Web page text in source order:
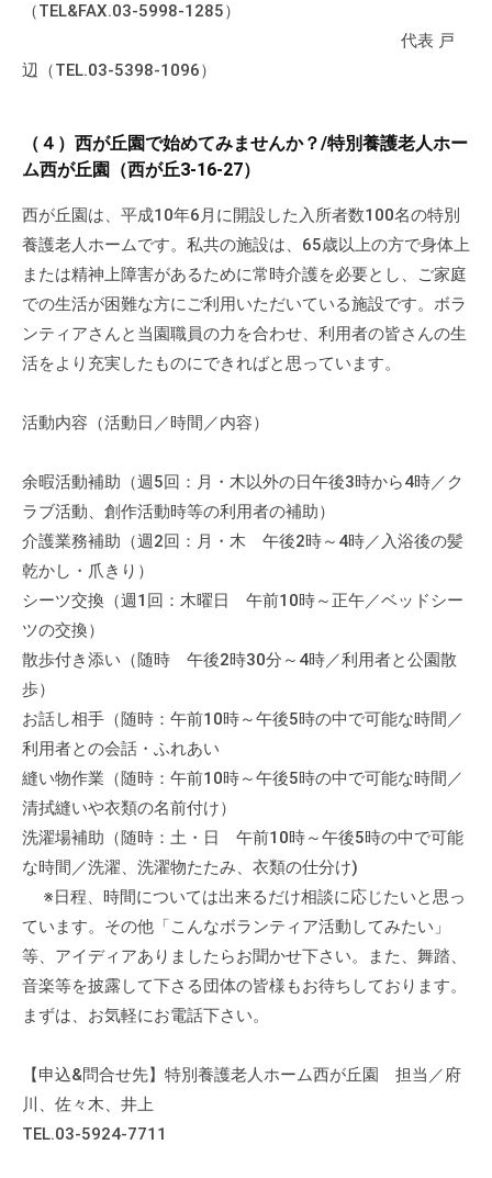
あ
1
で
す
（TEL&FAX.03-5998-1285）
代表 戸
辺（TEL.03-5398-1096）
（４）西が丘園で始めてみませんか？/特別養護老人ホー
ム西が丘園（西が丘3-16-27）
西が丘園は、平成10年6月に開設した入所者数100名の特別
養護老人ホームです。私共の施設は、65歳以上の方で身体上
または精神上障害があるために常時介護を必要とし、ご家庭
での生活が困難な方にご利用いただいている施設です。ボラ
ンティアさんと当園職員の力を合わせ、利用者の皆さんの生
活をより充実したものにできればと思っています。
活動内容（活動日／時間／内容）
余暇活動補助（週5回：月・木以外の日午後3時から4時／ク
ラブ活動、創作活動時等の利用者の補助）
介護業務補助（週2回：月・木 午後2時～4時／入浴後の髪
乾かし・爪きり）
シーツ交換（週1回：木曜日 午前10時～正午／ベッドシー
ツの交換）
散歩付き添い（随時 午後2時30分～4時／利用者と公園散
歩）
お話し相手（随時：午前10時～午後5時の中で可能な時間／
利用者との会話・ふれあい
縫い物作業（随時：午前10時～午後5時の中で可能な時間／
清拭縫いや衣類の名前付け）
洗濯場補助（随時：土・日 午前10時～午後5時の中で可能
な時間／洗濯、洗濯物たたみ、衣類の仕分け)
※日程、時間については出来るだけ相談に応じたいと思っ
ています。その他「こんなボランティア活動してみたい」
等、アイディアありましたらお聞かせ下さい。また、舞踏、
音楽等を披露して下さる団体の皆様もお待ちしております。
まずは、お気軽にお電話下さい。
【申込&問合せ先】特別養護老人ホーム西が丘園 担当／府
川、佐々木、井上
TEL.03-5924-7711